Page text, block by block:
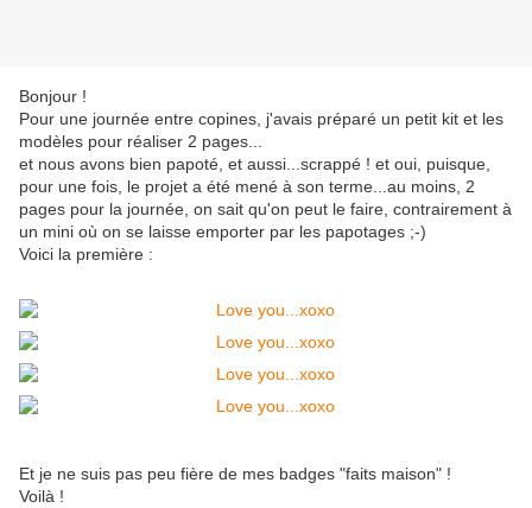
Bonjour !
Pour une journée entre copines, j'avais préparé un petit kit et les
modèles pour réaliser 2 pages...
et nous avons bien papoté, et aussi...scrappé ! et oui, puisque,
pour une fois, le projet a été mené à son terme...au moins, 2
pages pour la journée, on sait qu'on peut le faire, contrairement à
un mini où on se laisse emporter par les papotages ;-)
Voici la première :
Et je ne suis pas peu fière de mes badges "faits maison" !
Voilà !